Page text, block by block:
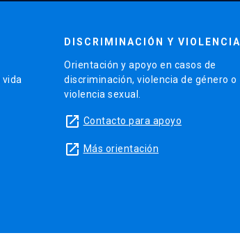
DISCRIMINACIÓN Y VIOLENCIA
Orientación y apoyo en casos de
discriminación, violencia de género o
violencia sexual.
launch Contacto para apoyo
launch Más orientación